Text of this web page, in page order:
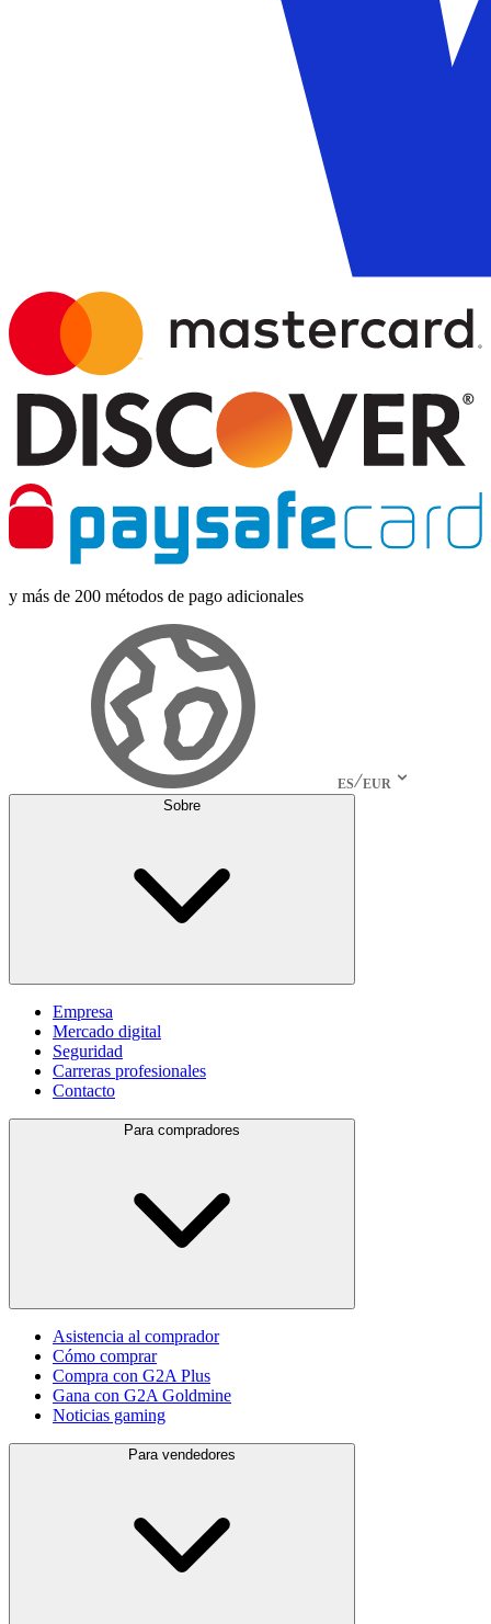
y más de 200 métodos de pago adicionales
ES EUR
Sobre
Empresa
Mercado digital
Seguridad
Carreras profesionales
Contacto
Para compradores
Asistencia al comprador
Cómo comprar
Compra con G2A Plus
Gana con G2A Goldmine
Noticias gaming
Para vendedores